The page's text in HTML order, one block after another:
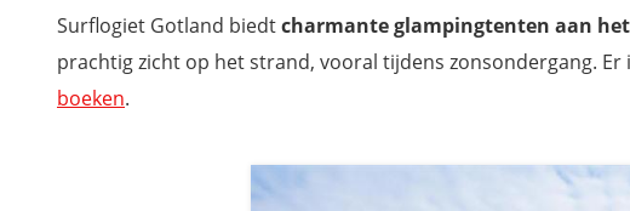
Surflogiet Gotland biedtcharmante glampingtenten aan het
prachtig zicht op het strand, vooral tijdens zonsondergang.
boeken.